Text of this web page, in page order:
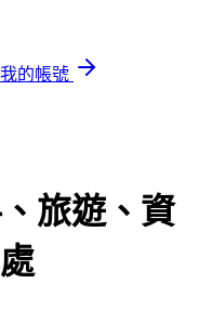
我的帳號
旅遊、資